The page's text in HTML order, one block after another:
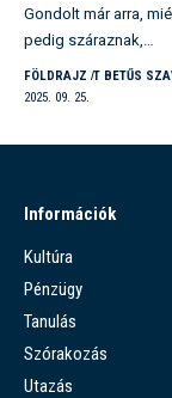
Gondolt már arra,
pedig száraznak,…
FÖLDRAJZ T BETŰS
2025. 09. 25.
Információk
Kultúra
Pénzügy
Tanulás
Szórakozás
Utazás